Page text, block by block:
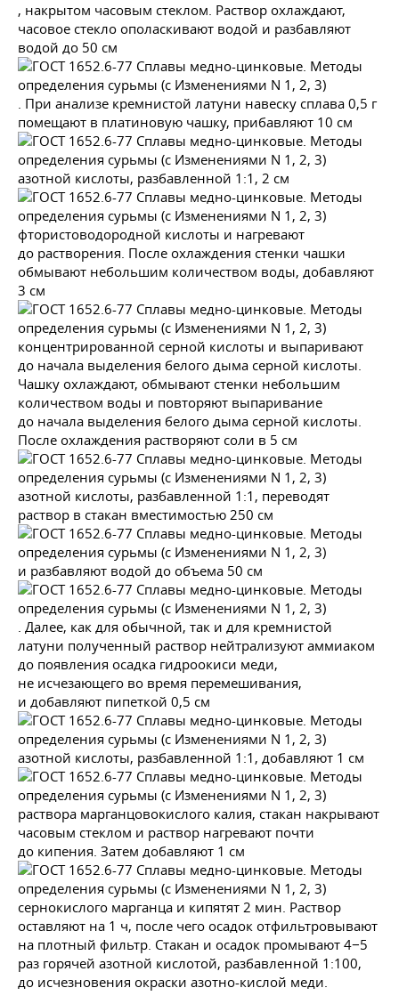
, накрытом часовым стеклом. Раствор охлаждают,
часовое стекло ополаскивают водой и разбавляют
водой до 50 см
. При анализе кремнистой латуни навеску сплава 0,5 г
помещают в платиновую чашку, прибавляют 10 см
азотной кислоты, разбавленной 1:1, 2 см
фтористоводородной кислоты и нагревают
до растворения. После охлаждения стенки чашки
обмывают небольшим количеством воды, добавляют
3 см
концентрированной серной кислоты и выпаривают
до начала выделения белого дыма серной кислоты.
Чашку охлаждают, обмывают стенки небольшим
количеством воды и повторяют выпаривание
до начала выделения белого дыма серной кислоты.
После охлаждения растворяют соли в 5 см
азотной кислоты, разбавленной 1:1, переводят
раствор в стакан вместимостью 250 см
и разбавляют водой до объема 50 см
. Далее, как для обычной, так и для кремнистой
латуни полученный раствор нейтрализуют аммиаком
до появления осадка гидроокиси меди,
не исчезающего во время перемешивания,
и добавляют пипеткой 0,5 см
азотной кислоты, разбавленной 1:1, добавляют 1 см
раствора марганцовокислого калия, стакан накрывают
часовым стеклом и раствор нагревают почти
до кипения. Затем добавляют 1 см
сернокислого марганца и кипятят 2 мин. Раствор
оставляют на 1 ч, после чего осадок отфильтровывают
на плотный фильтр. Стакан и осадок промывают 4−5
раз горячей азотной кислотой, разбавленной 1:100,
до исчезновения окраски азотно-кислой меди.